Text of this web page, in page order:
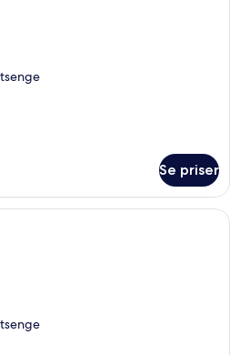
Se priser
Et moderne soveværelse med en